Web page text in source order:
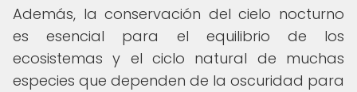
Además, la conservación del cielo nocturno
es esencial para el equilibrio de los
ecosistemas y el ciclo natural de muchas
especies que dependen de la oscuridad para